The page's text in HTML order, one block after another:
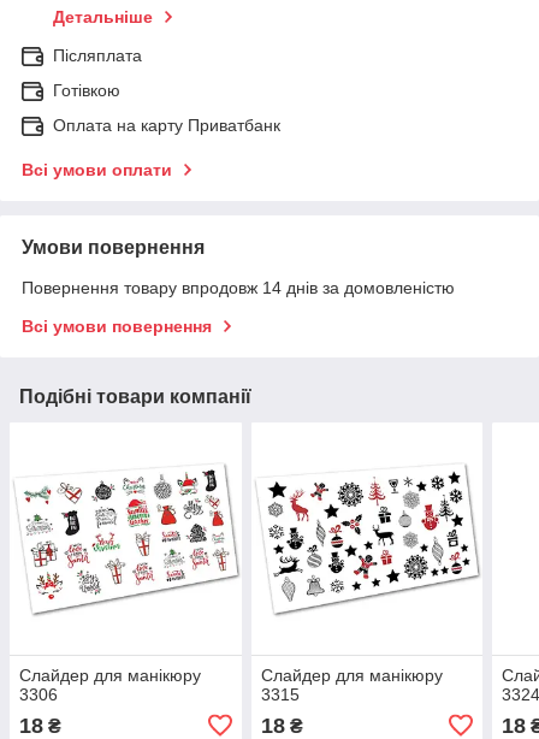
Детальніше
Післяплата
Готівкою
Оплата на карту Приватбанк
Всі умови оплати
Умови повернення
Повернення товару впродовж 14 днів за домовленістю
Всі умови повернення
Подібні товари компанії
Слайдер для манікюру
3306
18 ₴
Слайдер для манікюру
3315
18₴ 18